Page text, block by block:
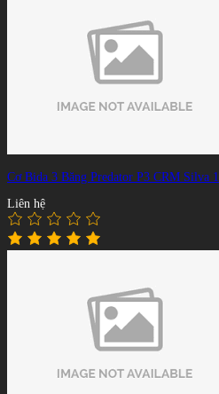
Cơ Bida 3 Băng Predator P3 CRM Silva 1
Liên hệ